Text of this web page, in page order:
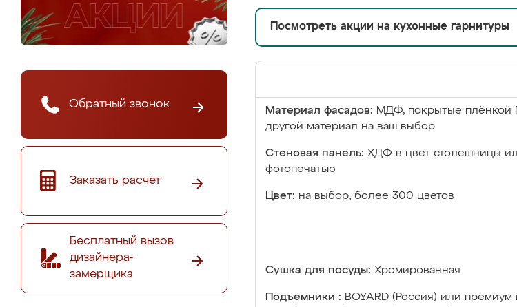
Обратный звонок
Заказать расчёт
Бесплатный вызов
дизайнера-
замерщика
Посмотреть акции на кухонные гарнитуры
Материал фасадов: МДФ, покрытые плёнкой
другой материал на ваш выбор
Стеновая панель: ХДФ в цвет столешницы
фотопечатью
Цвет: на выбор, более 300 цветов
Сушка для посуды: Хромированная
Подъемники : BOYARD (Россия) или премиум